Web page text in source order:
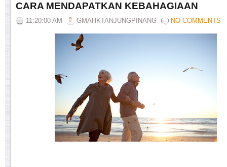
CARA MENDAPATKAN KEBAHAGIAAN
11:20:00 AM GMAHKTANJUNGPINANG NO COMMENTS